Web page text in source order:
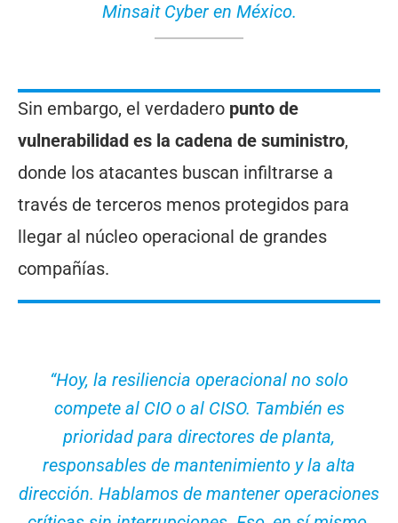
Minsait Cyber en México.
Sin embargo, el verdadero punto de
vulnerabilidad es la cadena de suministro,
donde los atacantes buscan infiltrarse a
través de terceros menos protegidos para
llegar al núcleo operacional de grandes
compañías.
“Hoy, la resiliencia operacional no solo
compete al CIO o al CISO. También es
prioridad para directores de planta,
responsables de mantenimiento y la alta
dirección. Hablamos de mantener operaciones